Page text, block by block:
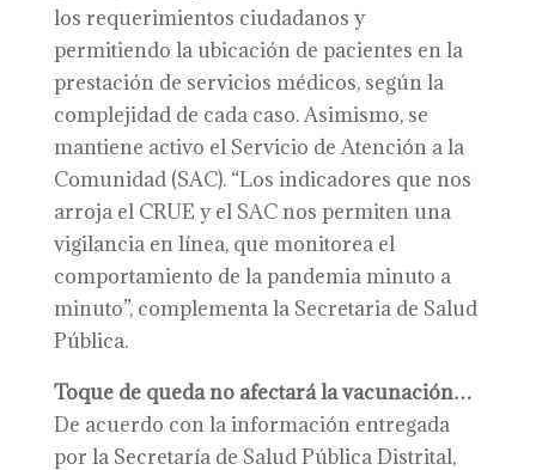
los requerimientos ciudadanos y
permitiendo la ubicación de pacientes en la
prestación de servicios médicos, según la
complejidad de cada caso. Asimismo, se
mantiene activo el Servicio de Atención a la
Comunidad (SAC). “Los indicadores que nos
arroja el CRUE y el SAC nos permiten una
vigilancia en línea, que monitorea el
comportamiento de la pandemia minuto a
minuto”, complementa la Secretaria de Salud
Pública.
Toque de queda no afectará la vacunación…
De acuerdo con la información entregada
por la Secretaría de Salud Pública Distrital,